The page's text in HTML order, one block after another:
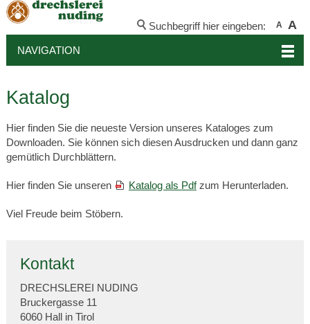
A A
Suchbegriff hier eingeben:
NAVIGATION
Katalog
Hier finden Sie die neueste Version unseres Kataloges zum
Downloaden. Sie können sich diesen Ausdrucken und dann ganz
gemütlich Durchblättern.
Hier finden Sie unseren Katalog als Pdfzum Herunterladen.
Viel Freude beim Stöbern.
Kontakt
DRECHSLEREI NUDING
Bruckergasse 11
6060 Hall in Tirol